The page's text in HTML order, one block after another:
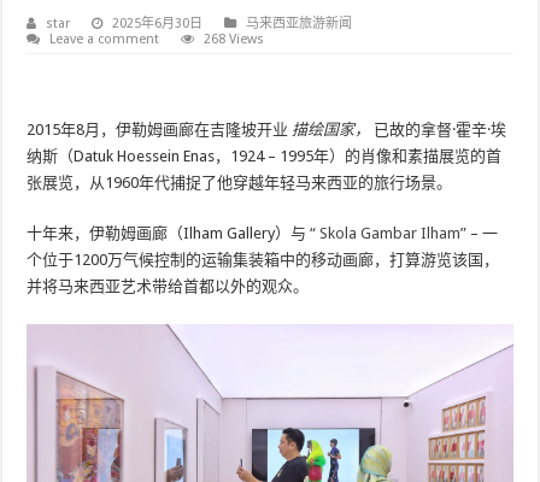
star 2025年6月30日
马来西亚旅游新闻
Leave a comment
268 Views
2015年8月，伊勒姆画廊在吉隆坡开业 描绘国家，
已故的拿督·霍辛·埃
纳斯（Datuk Hoessein Enas，1924 – 1995年）的肖像和素描展览的首
张展览，从1960年代捕捉了他穿越年轻马来西亚的旅行场景。
十年来，伊勒姆画廊（Ilham Gallery）与“ Skola Gambar Ilham” – 一
个位于1200万气候控制的运输集装箱中的移动画廊，打算游览该国，
并将马来西亚艺术带给首都以外的观众。